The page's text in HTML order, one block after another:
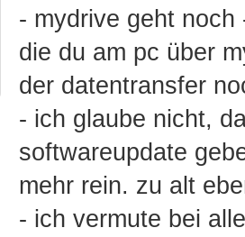
- mydrive geht
die du am pc über
der datentransfer
- ich glaube nicht,
softwareupdate
mehr rein. zu alt
- ich vermute bei